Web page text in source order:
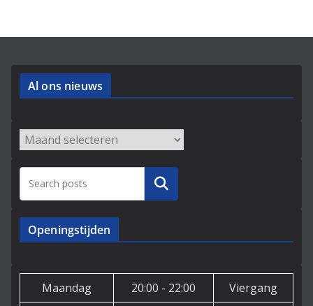
Al ons nieuws
Archieven
Zoeken
Openingstijden
Maandag 20:00 - 22:00
Viergang